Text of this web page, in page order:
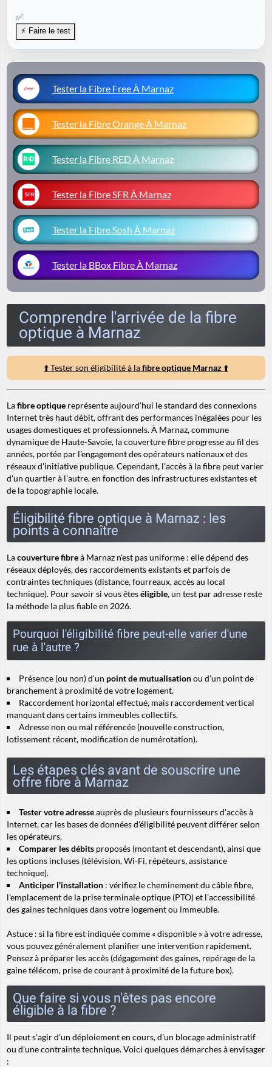
✅
Tester la Fibre Free À Marnaz
Tester la Fibre Orange À Marnaz
Tester la Fibre RED À Marnaz
Tester la Fibre SFR À Marnaz
Tester la Fibre Sosh À Marnaz
Tester la BBox Fibre À Marnaz
Comprendre l'arrivée de la fibre
optique à Marnaz
⬆️ Tester son éligibilité à lafibre optique Marnaz ⬆️
Lafibre optique représente aujourd'hui le standard des connexions
Internet très haut débit, offrant des performances inégalées pour les
usages domestiques et professionnels. À Marnaz, commune
dynamique de Haute-Savoie, la couverture fibre progresse au fil des
années, portée par l'engagement des opérateurs nationaux et des
réseaux d'initiative publique. Cependant, l'accès à la fibre peut varier
d'un quartier à l'autre, en fonction des infrastructures existantes et
de la topographie locale.
Éligibilité fibre optique à Marnaz : les
points à connaître
Lacouverture fibreà Marnaz n'est pas uniforme : elle dépend des
réseaux déployés, des raccordements existants et parfois de
contraintes techniques (distance, fourreaux, accès au local
technique). Pour savoir si vous êteséligible, un test par adresse reste
la méthode la plus fiable en 2026.
Pourquoi l'éligibilité fibre peut-elle varier d'une
rue à l'autre ?
Présence (ou non) d'un point de mutualisationou d'un point de
branchement à proximité de votre logement.
Raccordement horizontal effectué, mais raccordement vertical
manquant dans certains immeubles collectifs.
Adresse non ou mal référencée (nouvelle construction,
lotissement récent, modification de numérotation).
Les étapes clés avant de souscrire une
offre fibre à Marnaz
Tester votre adresseauprès de plusieurs fournisseurs d'accès à
Internet, car les bases de données d'éligibilité peuvent différer selon
les opérateurs.
Comparer les débits proposés (montant et descendant), ainsi que
les options incluses (télévision, Wi-Fi, répéteurs, assistance
technique).
Anticiper l'installation : vérifiez le cheminement du câble fibre,
l'emplacement de la prise terminale optique (PTO) et l'accessibilité
des gaines techniques dans votre logement ou immeuble.
Astuce : si la fibre est indiquée comme « disponible » à votre adresse,
vous pouvez généralement planifier une intervention rapidement.
Pensez à préparer les accès (dégagement des gaines, repérage de la
gaine télécom, prise de courant à proximité de la future box).
Que faire si vous n'êtes pas encore
éligible à la fibre ?
Il peut s'agir d'un déploiement en cours, d'un blocage administratif
ou d'une contrainte technique. Voici quelques démarches à envisager
: